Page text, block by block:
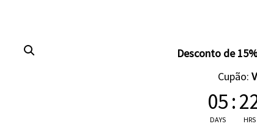
Caixa Full ColorDesconto de
Cupão:
05
DAYS
:
HRS